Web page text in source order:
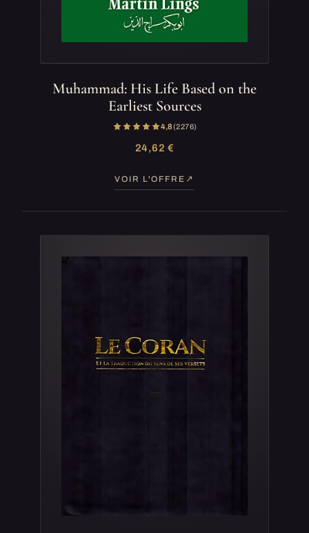
Muhammad: His Life Based on the
Earliest Sources
4,8(2 276)
24,62 €
VOIR L'OFFRE